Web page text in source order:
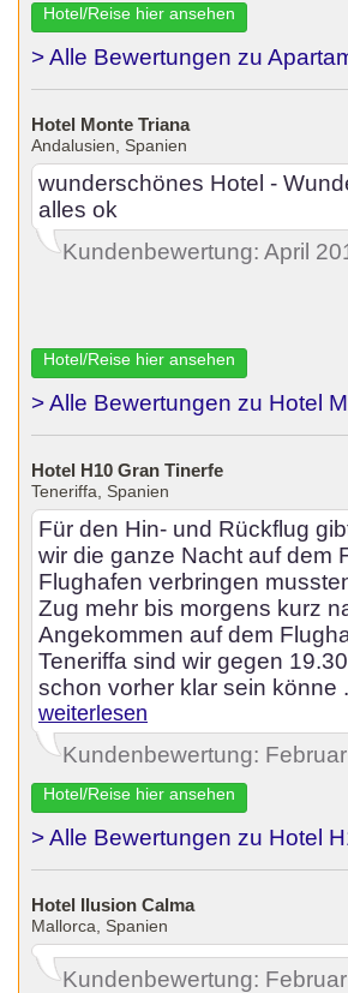
Hotel/Reise hier ansehen
> Alle Bewertungen zu
Hotel Monte Triana
Andalusien, Spanien
wunderschönes Hotel -
alles ok
Kundenbewertung: April
Hotel/Reise hier ansehen
> Alle Bewertungen zu Hotel
Hotel H10 Gran Tinerfe
Teneriffa, Spanien
Für den Hin- und Rückflug
wir die ganze Nacht auf dem
Flughafen verbringen
Zug mehr bis morgens kurz
Angekommen auf dem
Teneriffa sind wir gegen
schon vorher klar sein könne
weiterlesen
Kundenbewertung:
Hotel/Reise hier ansehen
> Alle Bewertungen zu Hotel
Hotel Ilusion Calma
Mallorca, Spanien
Kundenbewertung: